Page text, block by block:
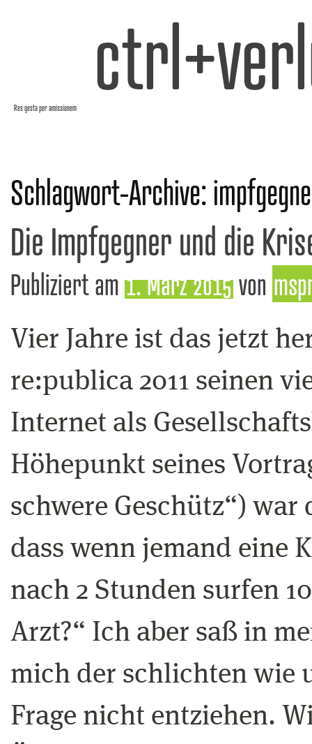
Res gesta per amissionem
Schlagwort-Archive:
Die Impfgegner und die
Publiziert am 1. März 2015von
Vier Jahre ist das jetzt
re:publica 2011 seinen
Internet als
Höhepunkt seines
schwere Geschütz“) war
dass wenn jemand eine
nach 2 Stunden surfen
Arzt?“ Ich aber saß in
mich der schlichten wie
Frage nicht entziehen.